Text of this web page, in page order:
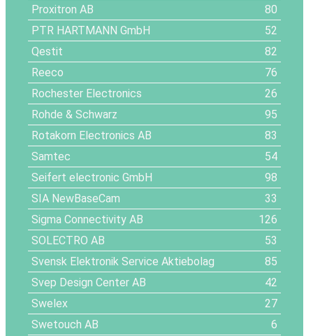
Proxitron AB
80
PTR HARTMANN GmbH
52
Qestit
82
Reeco
76
Rochester Electronics
26
Rohde & Schwarz
95
Rotakorn Electronics AB
83
Samtec
54
Seifert electronic GmbH
98
SIA NewBaseCam
33
Sigma Connectivity AB
126
SOLECTRO AB
53
Svensk Elektronik Service Aktiebolag
85
Svep Design Center AB
42
Swelex
27
Swetouch AB
6